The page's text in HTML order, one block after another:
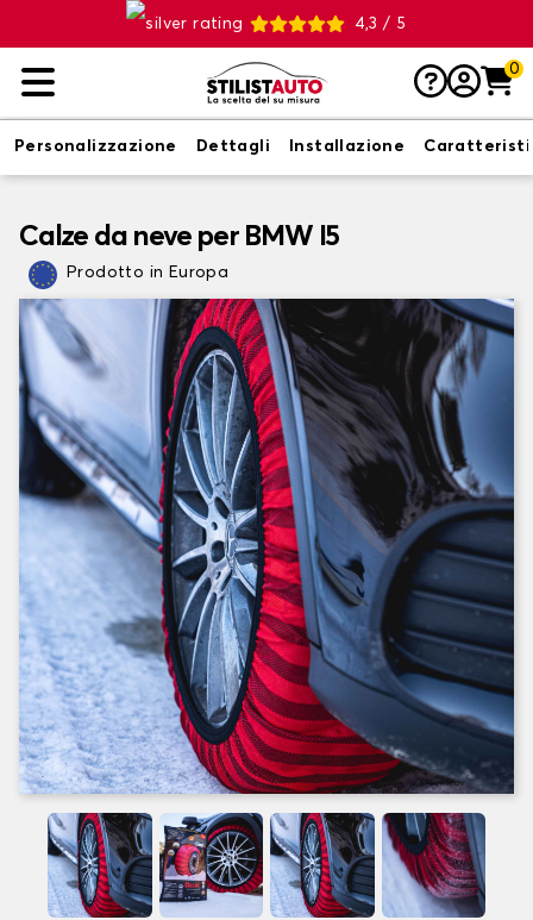
4,3 / 5
0
Personalizzazione Dettagli Installazione
Calze da neve per BMW I5
Prodotto in Europa